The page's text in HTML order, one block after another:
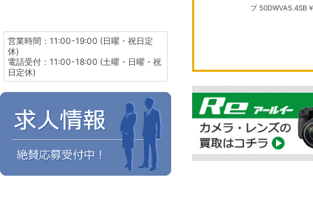
プ 50DWVA5.4SB
営業時間：11:00-19:00 (日曜・祝日定
休)
電話受付：11:00-18:00 (土曜・日曜・祝
日定休)